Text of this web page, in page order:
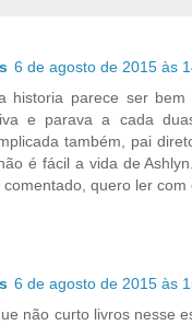
6 de agosto de 2015 às
historia parece ser bem
e parava a cada
também, pai
é fácil a vida de
quero ler com
6 de agosto de 2015 às
não curto livros nesse